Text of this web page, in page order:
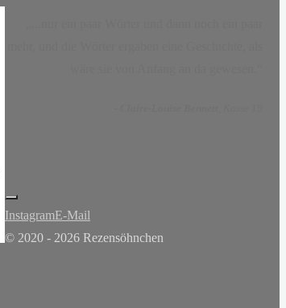
InstagramE-Mail
© 2020 - 2026 Rezensöhnchen